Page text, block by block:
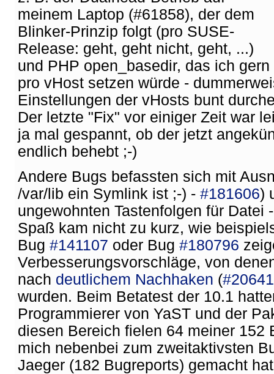
meinem Laptop (#61858), der dem
Blinker-Prinzip folgt (pro SUSE-
Release: geht, geht nicht, geht, ...)
und PHP open_basedir, das ich gern
pro vHost setzen würde -
Einstellungen der vHosts bunt
Der letzte "Fix" vor einiger Zeit war
ja mal gespannt, ob der jetzt
endlich behebt ;-)
Andere Bugs befassten sich mit
/var/lib ein Symlink ist ;-) - #181606)
ungewohnten Tastenfolgen für Datei
Spaß kam nicht zu kurz, wie
Bug #141107 oder Bug #180796
Verbesserungsvorschläge, von
nach deutlichem Nachhaken (
wurden. Beim Betatest der 10.1
Programmierer von YaST und der
diesen Bereich fielen 64 meiner 152
mich nebenbei zum zweitaktivsten
Jaeger (182 Bugreports) gemacht